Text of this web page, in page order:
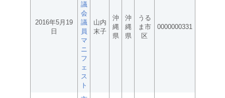
2016年5月19
日
議
会
議
員
マ
ニ
フ
ェ
ス
ト
山内
末子
沖
縄
県
沖
縄
県
うる
ま市
区
0000000331